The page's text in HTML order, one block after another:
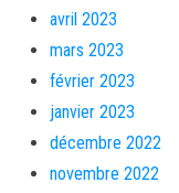
avril 2023
mars 2023
février 2023
janvier 2023
décembre 2022
novembre 2022